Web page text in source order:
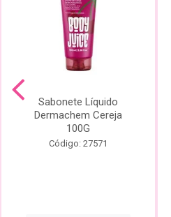
Sabonete Líquido
Dermachem Cereja
100G
Código: 27571